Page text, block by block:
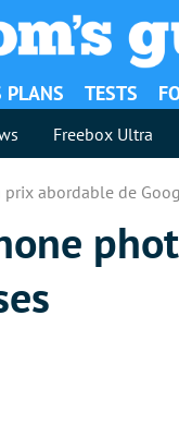
PLANS TESTS
Freebox Ultra
abordable de